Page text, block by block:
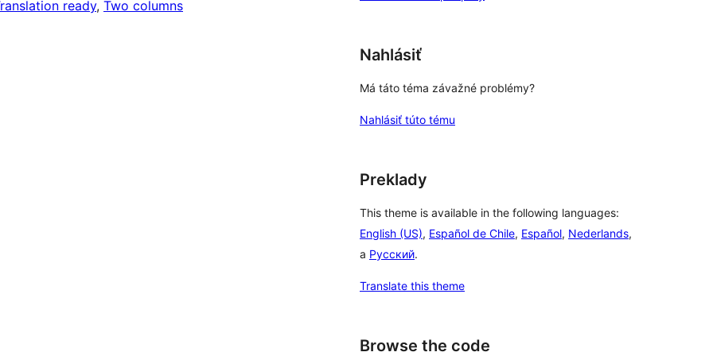
ready, Two columns
Nahlásiť
Má táto téma závažné problémy?
Nahlásiť túto tému
Preklady
This theme is available in the following languages:
English (US), Español de Chile, Español, Nederlands,
a Русский.
Translate this theme
Browse the code